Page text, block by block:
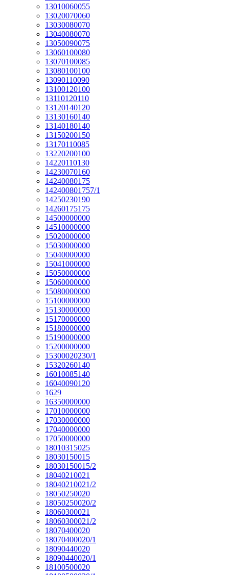
13010060055
13020070060
13030080070
13040080070
13050090075
13060100080
13070100085
13080100100
13090110090
13100120100
13110120110
13120140120
13130160140
13140180140
13150200150
13170110085
13220200100
14220110130
14230070160
14240080175
142400801757/1
14250230190
14260175175
14500000000
14510000000
15020000000
15030000000
15040000000
15041000000
15050000000
15060000000
15080000000
15100000000
15130000000
15170000000
15180000000
15190000000
15200000000
15300020230/1
15320260140
16010085140
16040090120
1629
16350000000
17010000000
17030000000
17040000000
17050000000
18010315025
18030150015
18030150015/2
18040210021
18040210021/2
18050250020
18050250020/2
18060300021
18060300021/2
18070400020
18070400020/1
18090440020
18090440020/1
18100500020